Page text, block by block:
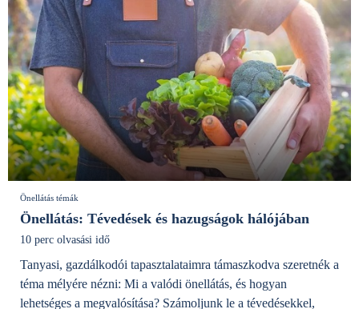
Önellátás témák
Önellátás: Tévedések és hazugságok hálójában
10 perc olvasási idő
Tanyasi, gazdálkodói tapasztalataimra támaszkodva szeretnék a
téma mélyére nézni: Mi a valódi önellátás, és hogyan
lehetséges a megvalósítása? Számoljunk le a tévedésekkel,